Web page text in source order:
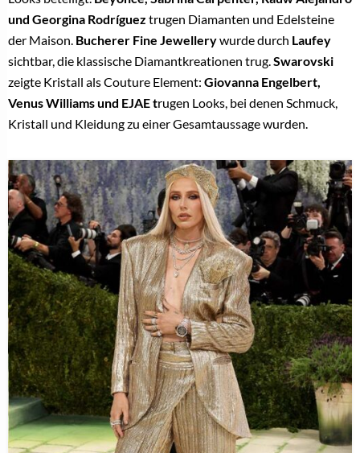
und Georgina Rodríguez trugen Diamanten und Edelsteine
der Maison. Bucherer Fine Jewellerywurde durch Laufey
sichtbar, die klassische Diamantkreationen trug.Swarovski
zeigte Kristall als Couture Element: Giovanna Engelbert,
Venus Williams und EJAE trugen Looks, bei denen Schmuck,
Kristall und Kleidung zu einer Gesamtaussage wurden.